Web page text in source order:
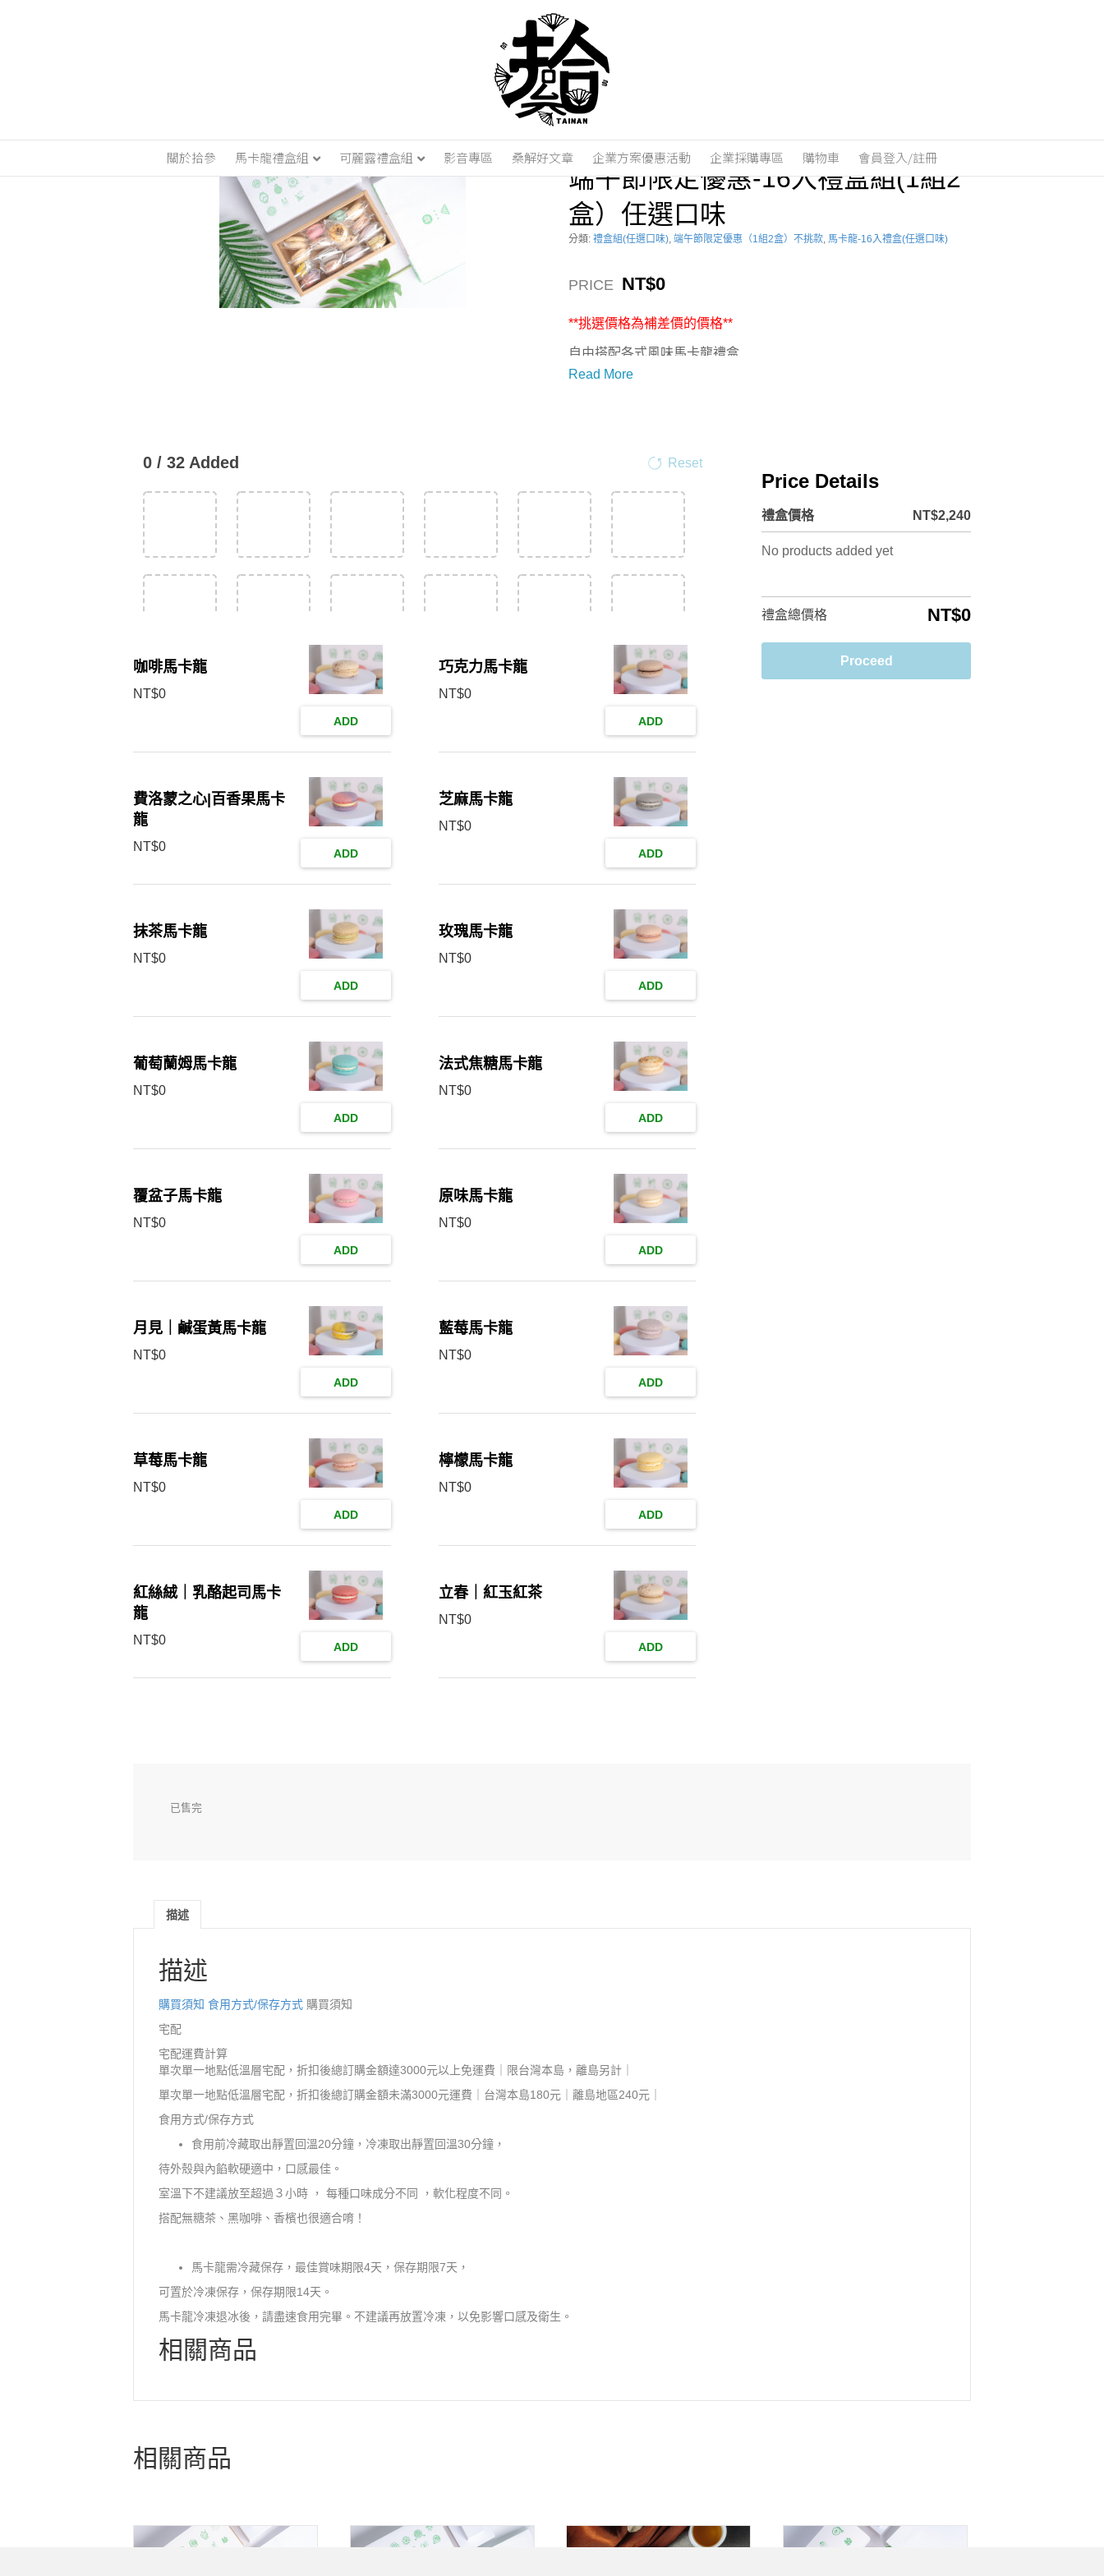
關於拾參 馬卡龍禮盒組 可麗露禮盒組 影音專區 桑解好文章 企業方案優惠活動 企業採購專區 購物車 會員登入/註冊
/ 端午節限定優惠-16入禮盒組(1組2盒）任選口味
端午節限定優惠-16入禮盒組(1組2
盒）任選口味
分類: 禮盒組(任選口味), 端午節限定優惠（1組2盒）不挑款, 馬卡龍-16入禮盒(任選口味)
PRICE NT$0
**挑選價格為補差價的價格**
自由搭配各式風味馬卡龍禮盒
在16種口味中挑選出最愛的16種口味
商品附提袋，一個禮盒僅附一個提袋，結帳時點選提袋，謝謝。
馬卡龍顏色手工調色，每批略有不同。
Read More
0 / 32 Added Reset
咖啡馬卡龍
NT$0
ADD
巧克力馬卡龍
NT$0
ADD
費洛蒙之心|百香果馬卡
龍
NT$0 ADD
芝麻馬卡龍
NT$0
ADD
抹茶馬卡龍
NT$0
ADD
玫瑰馬卡龍
NT$0
ADD
葡萄蘭姆馬卡龍
NT$0
ADD
法式焦糖馬卡龍
NT$0
ADD
覆盆子馬卡龍
NT$0
ADD
原味馬卡龍
NT$0
ADD
月見｜鹹蛋黃馬卡龍
NT$0
ADD
藍莓馬卡龍
NT$0
ADD
草莓馬卡龍
NT$0
ADD
檸檬馬卡龍
NT$0
ADD
紅絲絨｜乳酪起司馬卡
龍
NT$0 ADD
立春｜紅玉紅茶
NT$0
ADD
Price Details
禮盒價格 NT$2,240
No products added yet
禮盒總價格 NT$0
Proceed
已售完
描述
描述
購買須知 食用方式/保存方式 購買須知
宅配
宅配運費計算
單次單一地點低溫層宅配，折扣後總訂購金額達3000元以上免運費｜限台灣本島，離島另計｜
單次單一地點低溫層宅配，折扣後總訂購金額未滿3000元運費｜台灣本島180元｜離島地區240元｜
食用方式/保存方式
食用前冷藏取出靜置回溫20分鐘，冷凍取出靜置回溫30分鐘，
待外殼與內餡軟硬適中，口感最佳。
室溫下不建議放至超過３小時 ， 每種口味成分不同 ，軟化程度不同。
搭配無糖茶、黑咖啡、香檳也很適合唷！
馬卡龍需冷藏保存，最佳賞味期限4天，保存期限7天，
可置於冷凍保存，保存期限14天。
馬卡龍冷凍退冰後，請盡速食用完畢。不建議再放置冷凍，以免影響口感及衛生。
相關商品
相關商品